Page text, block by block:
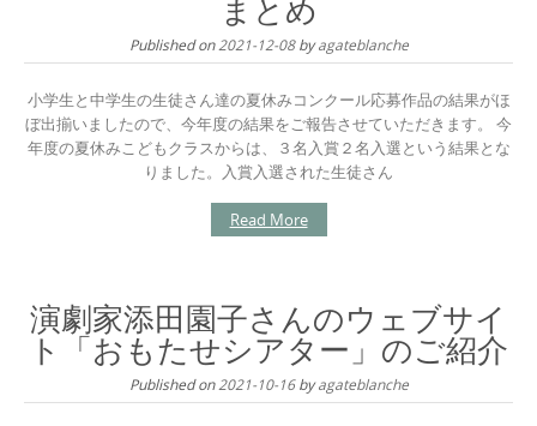
まとめ
Published on2021-12-08byagateblanche
小学生と中学生の生徒さん達の夏休みコンクール応募作品の結果がほ
ぼ出揃いましたので、今年度の結果をご報告させていただきます。 今
年度の夏休みこどもクラスからは、３名入賞２名入選という結果とな
りました。入賞入選された生徒さん
Read More
演劇家添田園子さんのウェブサイ
ト「おもたせシアター」のご紹介
Published on2021-10-16byagateblanche